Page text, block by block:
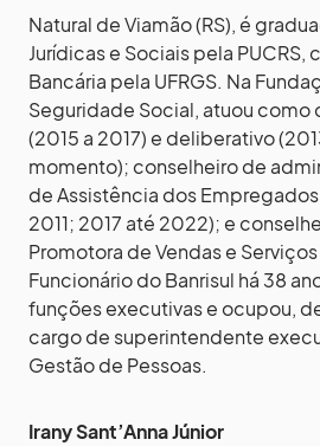
Natural de Viamão (RS), é
Jurídicas e Sociais pela PUCRS,
Bancária pela UFRGS. Na
Seguridade Social, atuou como
(2015 a 2017) e deliberativo
momento); conselheiro de
de Assistência dos
2011; 2017 até 2022); e
Promotora de Vendas e
Funcionário do Banrisul há 38
funções executivas e ocupou,
cargo de superintendente
Gestão de Pessoas.
Irany Sant’Anna Júnior